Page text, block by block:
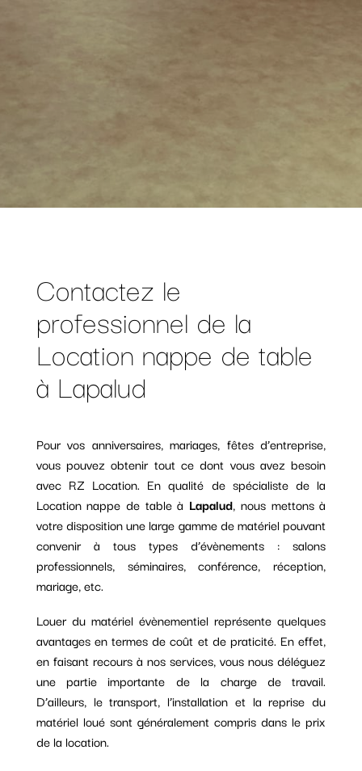
Contactez le
professionnel de la
Location nappe de table
à Lapalud
Pour vos anniversaires, mariages, fêtes d’entreprise,
vous pouvez obtenir tout ce dont vous avez besoin
avec RZ Location. En qualité de spécialiste de la
Location nappe de table à Lapalud, nous mettons à
votre disposition une large gamme de matériel pouvant
convenir à tous types d’évènements : salons
professionnels, séminaires, conférence, réception,
mariage, etc.
Louer du matériel évènementiel représente quelques
avantages en termes de coût et de praticité. En effet,
en faisant recours à nos services, vous nous déléguez
une partie importante de la charge de travail.
D’ailleurs, le transport, l’installation et la reprise du
matériel loué sont généralement compris dans le prix
de la location.